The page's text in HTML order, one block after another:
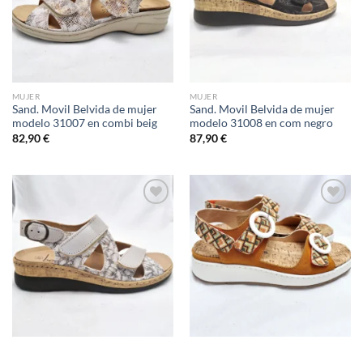
MUJER
Sand. Movil Belvida de mujer
modelo 31007 en combi beig
82,90€
MUJER
Sand. Movil Belvida de mujer
modelo 31008 en com negro
87,90€
wishlist